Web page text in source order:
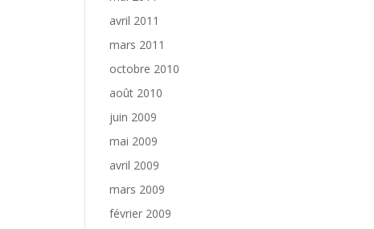
avril 2011
mars 2011
octobre 2010
août 2010
juin 2009
mai 2009
avril 2009
mars 2009
février 2009